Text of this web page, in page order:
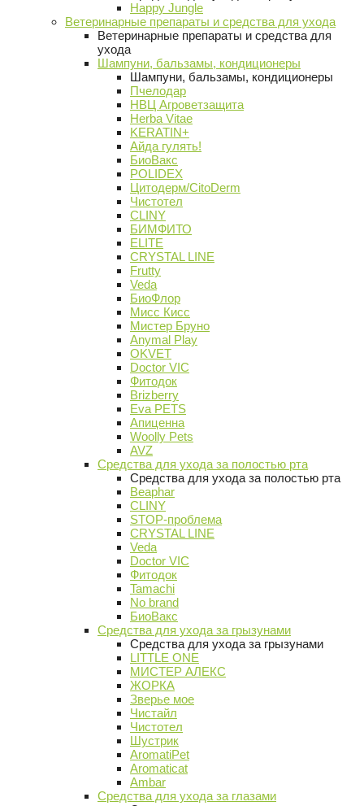
Happy Jungle
Ветеринарные препараты и средства для ухода
Ветеринарные препараты и средства для
ухода
Шампуни, бальзамы, кондиционеры
Шампуни, бальзамы, кондиционеры
Пчелодар
НВЦ Агроветзащита
Herba Vitae
KERATIN+
Айда гулять!
БиоВакс
POLIDEX
Цитодерм/CitoDerm
Чистотел
CLINY
БИМФИТО
ELITE
CRYSTAL LINE
Frutty
Veda
БиоФлор
Мисс Кисс
Мистер Бруно
Anymal Play
OKVET
Doctor VIC
Фитодок
Brizberry
Eva PETS
Апиценна
Woolly Pets
AVZ
Средства для ухода за полостью рта
Средства для ухода за полостью рта
Beaphar
CLINY
STOP-проблема
CRYSTAL LINE
Veda
Doctor VIC
Фитодок
Tamachi
No brand
БиоВакс
Средства для ухода за грызунами
Средства для ухода за грызунами
LITTLE ONE
МИСТЕР АЛЕКС
ЖОРКА
Зверье мое
Чистайл
Чистотел
Шустрик
AromatiPet
Aromaticat
Ambar
Средства для ухода за глазами